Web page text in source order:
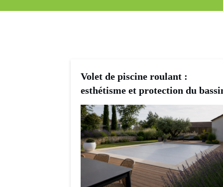
Volet de piscine roulant :
esthétisme et protection du